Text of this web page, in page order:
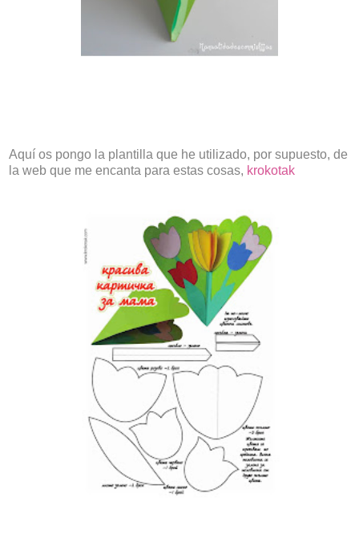
Aquí os pongo la plantilla que he utilizado, por supuesto, de
la web que me encanta para estas cosas, krokotak